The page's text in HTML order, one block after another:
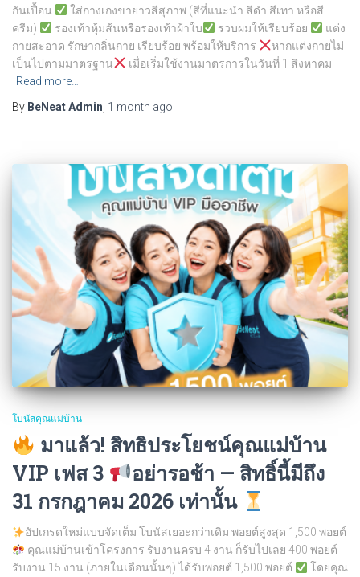
กันเปื้อน
ใส่กางเกงขายาวสีสุภาพ (สีที่แนะนำ สีดำ สีเทา หรือสี
ครีม)
รองเท้าหุ้มส้นหรือรองเท้าผ้าใบ รวบผมให้เรียบร้อย
แต่ง
กายสะอาด รักษากลิ่นกาย เรียบร้อย พร้อมให้บริการ
หากแต่งกายไม่
เป็นไปตามมาตรฐาน
เมื่อเริ่มใช้งานมาตรการในวันที่ 1 สิงหาคม
Read more…
By BeNeat Admin 1 month ago
โบนัสคุณแม่บ้าน
มาแล้ว! สิทธิประโยชน์คุณแม่บ้าน
VIP เฟส 3
อย่ารอช้า — สิทธิ์นี้มีถึง
31 กรกฎาคม 2026 เท่านั้น
อัปเกรดใหม่แบบจัดเต็ม โบนัสเยอะกว่าเดิม พอยต์สูงสุด 1,500 พอยต์
คุณแม่บ้านเข้าโครงการ รับงานครบ 4 งาน ก็รับไปเลย 400 พอยต์
รับงาน 15 งาน (ภายในเดือนนั้นๆ) ได้รับพอยต์ 1,500 พอยต์
โดยคุณ